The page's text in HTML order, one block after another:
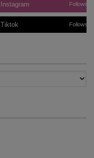
Instagram Follows
Tiktok Follows